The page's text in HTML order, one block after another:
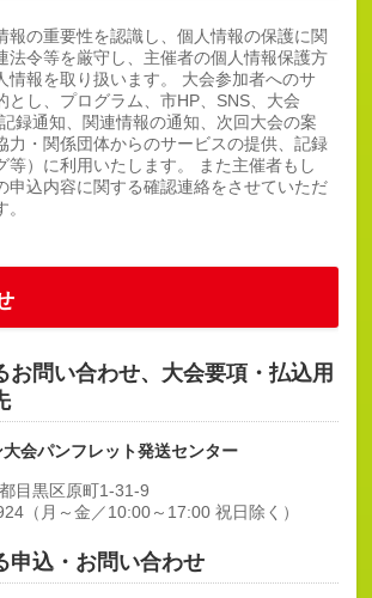
報の重要性を認識し、個人情報の保護に関
法令等を厳守し、主催者の個人情報保護方
情報を取り扱います。 大会参加者へのサ
とし、プログラム、市HP、SNS、大会
録通知、関連情報の通知、次回大会の案
力・関係団体からのサービスの提供、記録
等）に利用いたします。 また主催者もし
申込内容に関する確認連絡をさせていただ
お問い合わせ、大会要項・払込用
会パンフレット発送センター
目黒区原町1-31-9
（月～金／10:00～17:00 祝日除く）
申込・お問い合わせ